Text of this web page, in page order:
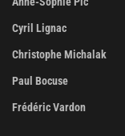
Cyril Lignac
Christophe Michalak
Paul Bocuse
Frédéric Vardon